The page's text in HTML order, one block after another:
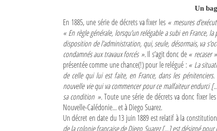
Un
En 1885, une série de décrets va fixer les « mesures
« En règle générale, lorsqu’un relégable a subi en France,
disposition de l’administration, qui, seule, désormais, va
condamnés aux travaux forcés ».Il s’agit donc de« recaser »
présentée comme une chance(!) pour le relégué :« La
de celle qui lui est faite, en France, dans les pénitenciers.
nouvelle vie qui va commencer pour ce malfaiteur endurci
sa condition ».Toute une série de décrets va donc fixer
Nouvelle-Calédonie... et à Diego Suarez.
Un décret en date du 13 juin 1889 est relatif à la
de la colonie française de Diego Suarez [...] est désigné